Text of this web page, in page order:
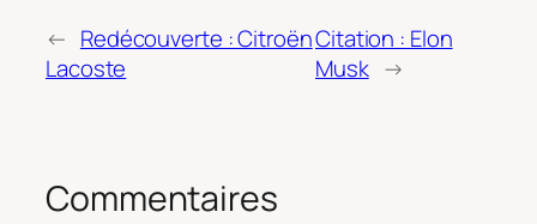
← Redécouverte : Citroën
Lacoste
Citation : Elon
Musk →
Commentaires